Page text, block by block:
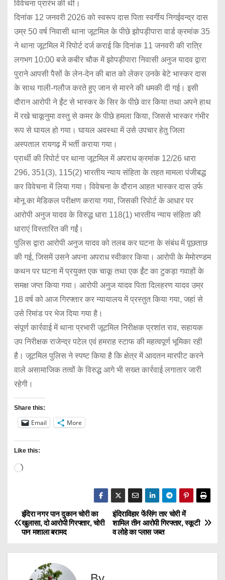
विवेचना प्रारंभ की थी।
दिनांक 12 जनवरी 2026 को स्वरूप दास पिता स्वर्गीय निगईवन्द्र दास
उम्र 50 वर्ष निवासी थाना जूटमिल के पीछे झोपड़ीपारा वार्ड क्रमांक 35
ने थाना जूटमिल में रिपोर्ट दर्ज कराई कि दिनांक 11 जनवरी की रात्रि
लगभग 10:00 बजे कबीर चौक में झोपड़ीपारा निवासी अनुज यादव द्वारा
पुराने आपसी पैसों के लेन-देन की बात को लेकर उनके बेटे भास्कर दास
के साथ गाली-गलौज करते हुए जान से मारने की धमकी दी गई। इसी
दौरान आरोपी ने ईंट से भास्कर के सिर के पीछे वार किया तथा अपने हाथ
में रखे चाकूनुमा वस्तु से कमर के पीछे हमला किया, जिससे भास्कर गंभीर
रूप से घायल हो गया। घायल अवस्था में उसे उपचार हेतु जिला
अस्पताल रायगढ़ में भर्ती कराया गया।
प्रार्थी की रिपोर्ट पर थाना जूटमिल में अपराध क्रमांक 12/26 धारा
296, 351(3), 115(2) भारतीय न्याय संहिता के तहत मामला पंजीबद्ध
कर विवेचना में लिया गया। विवेचना के दौरान आहत भास्कर दास उर्फ
मोनू का मेडिकल परीक्षण कराया गया, जिसकी रिपोर्ट के आधार पर
आरोपी अनुज यादव के विरुद्ध धारा 118(1) भारतीय न्याय संहिता की
धाराएं विस्तारित की गईं।
पुलिस द्वारा आरोपी अनुज यादव को तलब कर घटना के संबंध में पूछताछ
की गई, जिसमें उसने अपना अपराध स्वीकार किया। आरोपी के मेमोरण्डम
कथन पर घटना में प्रयुक्त एक चाकू तथा एक ईंट का टुकड़ा गवाहों के
समक्ष जप्त किया गया। आरोपी अनुज यादव पिता दिलहरण यादव उम्र
18 वर्ष को आज गिरफ्तार कर न्यायालय में प्रस्तुत किया गया, जहां से
उसे रिमांड पर भेज दिया गया है।
संपूर्ण कार्रवाई में थाना प्रभारी जूटमिल निरीक्षक प्रशांत राव, सहायक
उप निरीक्षक राजेन्द्र पटेल एवं हमराह स्टाफ की महत्वपूर्ण भूमिका रही
है। जूटमिल पुलिस ने स्पष्ट किया है कि क्षेत्र में आदतन मारपीट करने
वाले असामाजिक तत्वों के विरुद्ध आगे भी सख्त कार्रवाई लगातार जारी
रहेगी।
Share this:
Email More
Like this:
L
d
i
n
g
P
इंदिराविहार फेंसिंग तार चोरी में
शामिल तीन आरोपी गिरफ्तार, स्कूटी
व लोहे का प्लास जब्त
इंदिरा नगर पान दुकान चोरी का
खुलासा, दो आरोपी गिरफ्तार, चोरी
पान मशाला बरामद